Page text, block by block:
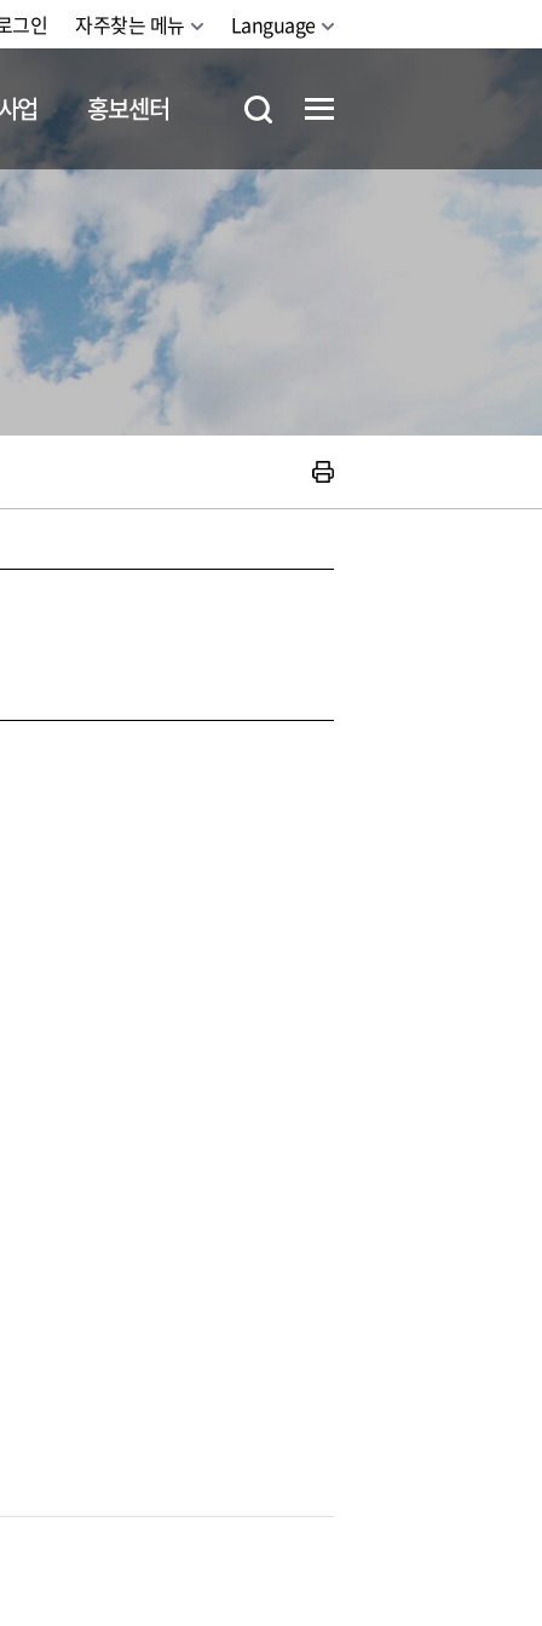
그인 자주찾는 메뉴 Language
업 홍보센터